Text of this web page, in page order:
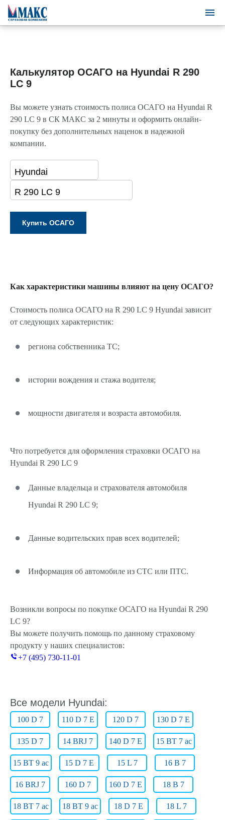
Калькулятор ОСАГО на Hyundai R 290
LC 9
Вы можете узнать стоимость полиса ОСАГО на Hyundai R
290 LC 9 в СК МАКС за 2 минуты и оформить онлайн-
покупку без дополнительных наценок в надежной
компании.
Как характеристики машины влияют на цену ОСАГО?
Стоимость полиса ОСАГО на R 290 LC 9 Hyundai зависит
от следующих характеристик:
региона собственника ТС;
истории вождения и стажа водителя;
мощности двигателя и возраста автомобиля.
Что потребуется для оформления страховки ОСАГО на
Hyundai R 290 LC 9
Данные владельца и страхователя автомобиля
Hyundai R 290 LC 9;
Данные водительских прав всех водителей;
Информация об автомобиле из СТС или ПТС.
Возникли вопросы по покупке ОСАГО на Hyundai R 290
LC 9?
Вы можете получить помощь по данному страховому
продукту у наших специалистов:
+7 (495) 730-11-01
Все модели Hyundai:
100 D 7 110 D 7 E 120 D 7 130 D 7 E
135 D 7 14 BRJ 7 140 D 7 E 15 BT 7 ac
15 BT 9 ac 15 D 7 E 15 L 7 16 B 7
16 BRJ 7 160 D 7 160 D 7 E 18 B 7
18 BT 7 ac 18 BT 9 ac 18 D 7 E 18 L 7